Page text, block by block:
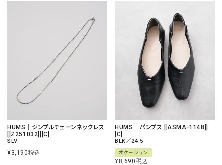
HUMS｜シンプルチェーンネックレス
[[Z251032]][C]
SLV
¥3,190税込
HUMS｜パンプス [[ASMA-1148]]
[C]
BLK／24.5
オケージョン
¥8,690税込